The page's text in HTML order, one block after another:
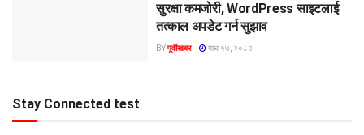
सुरक्षा कमजोरी, WordPress साइटलाई
तत्काल अपडेट गर्न सुझाव
BYपूर्वीखबर माघ १७, २०८२
Stay Connected test